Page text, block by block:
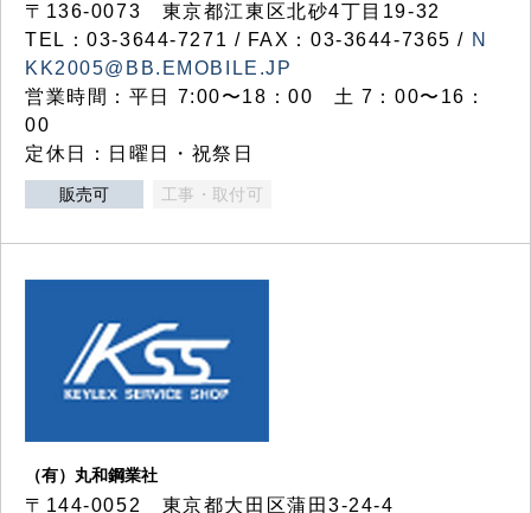
〒136-0073 東京都江東区北砂4丁目19-32
TEL：03‐3644‐7271 / FAX：03-3644-7365 / N
KK2005@BB.EMOBILE.JP
営業時間：平日 7:00〜18：00 土 7：00〜16：
00
定休日：日曜日・祝祭日
販売可 工事・取付可
（有）丸和鋼業社
〒144-0052 東京都大田区蒲田3-24-4